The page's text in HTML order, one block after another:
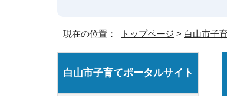
現在の位置： トップページ > 白山市子
白山市子育てポータルサイト